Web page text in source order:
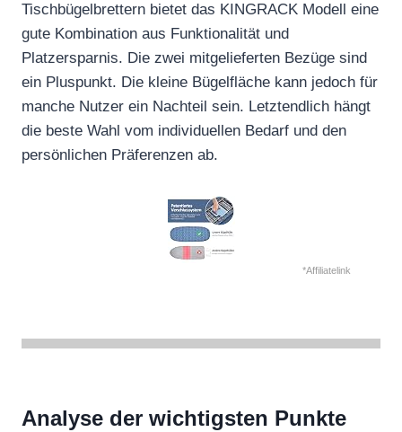
Tischbügelbrettern bietet das KINGRACK Modell eine
gute Kombination aus Funktionalität und
Platzersparnis. Die zwei mitgelieferten Bezüge sind
ein Pluspunkt. Die kleine Bügelfläche kann jedoch für
manche Nutzer ein Nachteil sein. Letztendlich hängt
die beste Wahl vom individuellen Bedarf und den
persönlichen Präferenzen ab.
*Affiliatelink
Analyse der wichtigsten Punkte